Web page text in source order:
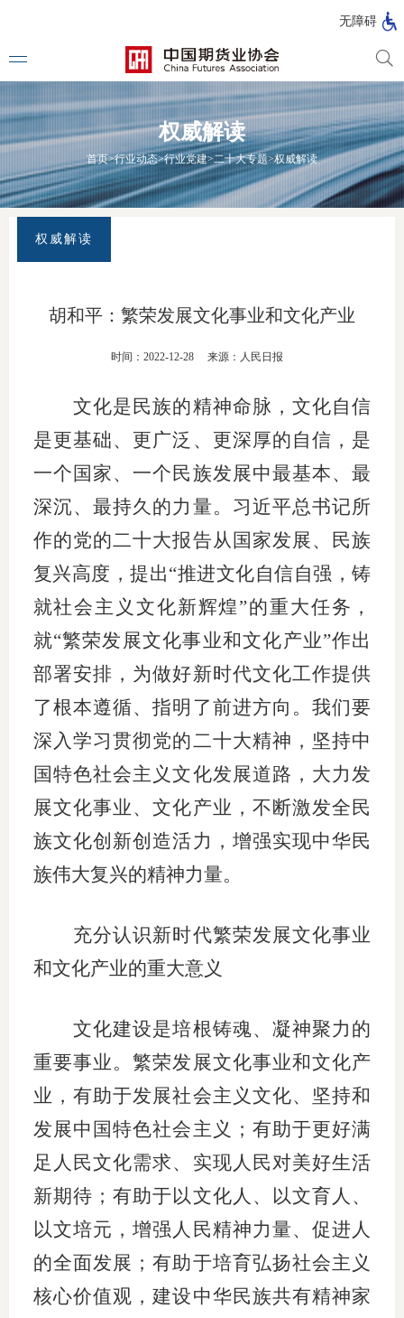
无障碍
法律法
行政法
团体标
会员管
资格管
资产管
考试测
上市品
权威解读
首页>行业动态>行业党建>二十大专题>权威解读
权威解读
胡和平：繁荣发展文化事业和文化产业
时间：2022-12-28 来源：人民日报
文化是民族的精神命脉，文化自信
是更基础、更广泛、更深厚的自信，是
一个国家、一个民族发展中最基本、最
深沉、最持久的力量。习近平总书记所
作的党的二十大报告从国家发展、民族
复兴高度，提出“推进文化自信自强，铸
就社会主义文化新辉煌”的重大任务，
就“繁荣发展文化事业和文化产业”作出
部署安排，为做好新时代文化工作提供
了根本遵循、指明了前进方向。我们要
深入学习贯彻党的二十大精神，坚持中
国特色社会主义文化发展道路，大力发
展文化事业、文化产业，不断激发全民
族文化创新创造活力，增强实现中华民
族伟大复兴的精神力量。
充分认识新时代繁荣发展文化事业
和文化产业的重大意义
文化建设是培根铸魂、凝神聚力的
重要事业。繁荣发展文化事业和文化产
业，有助于发展社会主义文化、坚持和
发展中国特色社会主义；有助于更好满
足人民文化需求、实现人民对美好生活
新期待；有助于以文化人、以文育人、
以文培元，增强人民精神力量、促进人
的全面发展；有助于培育弘扬社会主义
核心价值观，建设中华民族共有精神家
市
货
司
险
理
司
产
理
司
司
诉
受
理
渠
道